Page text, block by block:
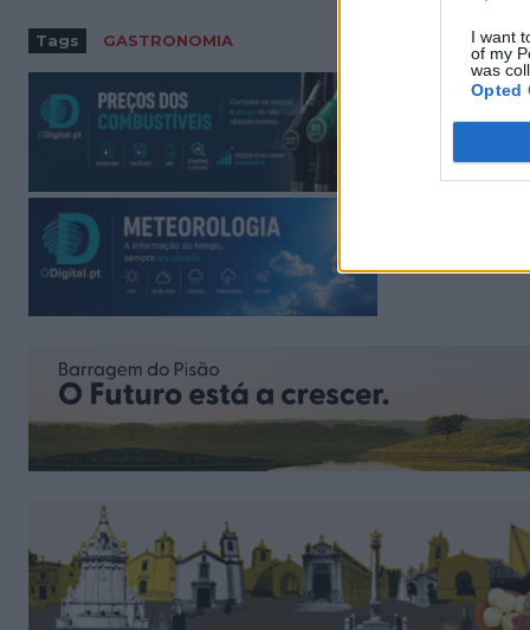
I want
of my
was
Opted
Tags GASTRONOMIA